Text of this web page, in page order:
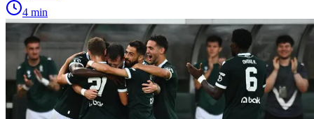
4 min